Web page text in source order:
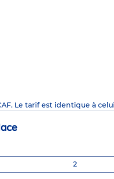
Le tarif est identique à
2